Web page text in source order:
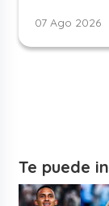
07 Ago 2026
Te puede